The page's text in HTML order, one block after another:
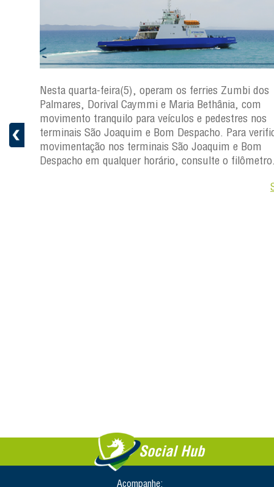
a
Nesta quarta-feira(5), operam os ferries Zumbi dos
Palmares, Dorival Caymmi e Maria Bethânia, com
movimento tranquilo para veículos e pedestres nos
terminais São Joaquim e Bom Despacho. Para
movimentação nos terminais São Joaquim e Bom
Despacho em qualquer horário, consulte o
Social Hub
Acompanhe: